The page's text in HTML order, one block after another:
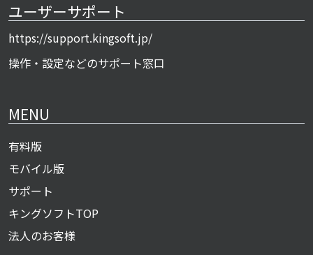
ユーザーサポート
https://support.kingsoft.jp/
操作・設定などのサポート窓口
MENU
有料版
モバイル版
サポート
キングソフトTOP
法人のお客様